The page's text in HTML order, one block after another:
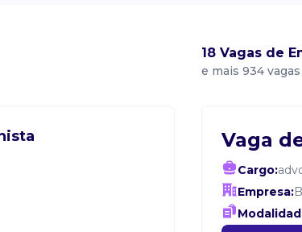
18 Vagas de
e mais 934
Vaga
Cargo:
Empresa: